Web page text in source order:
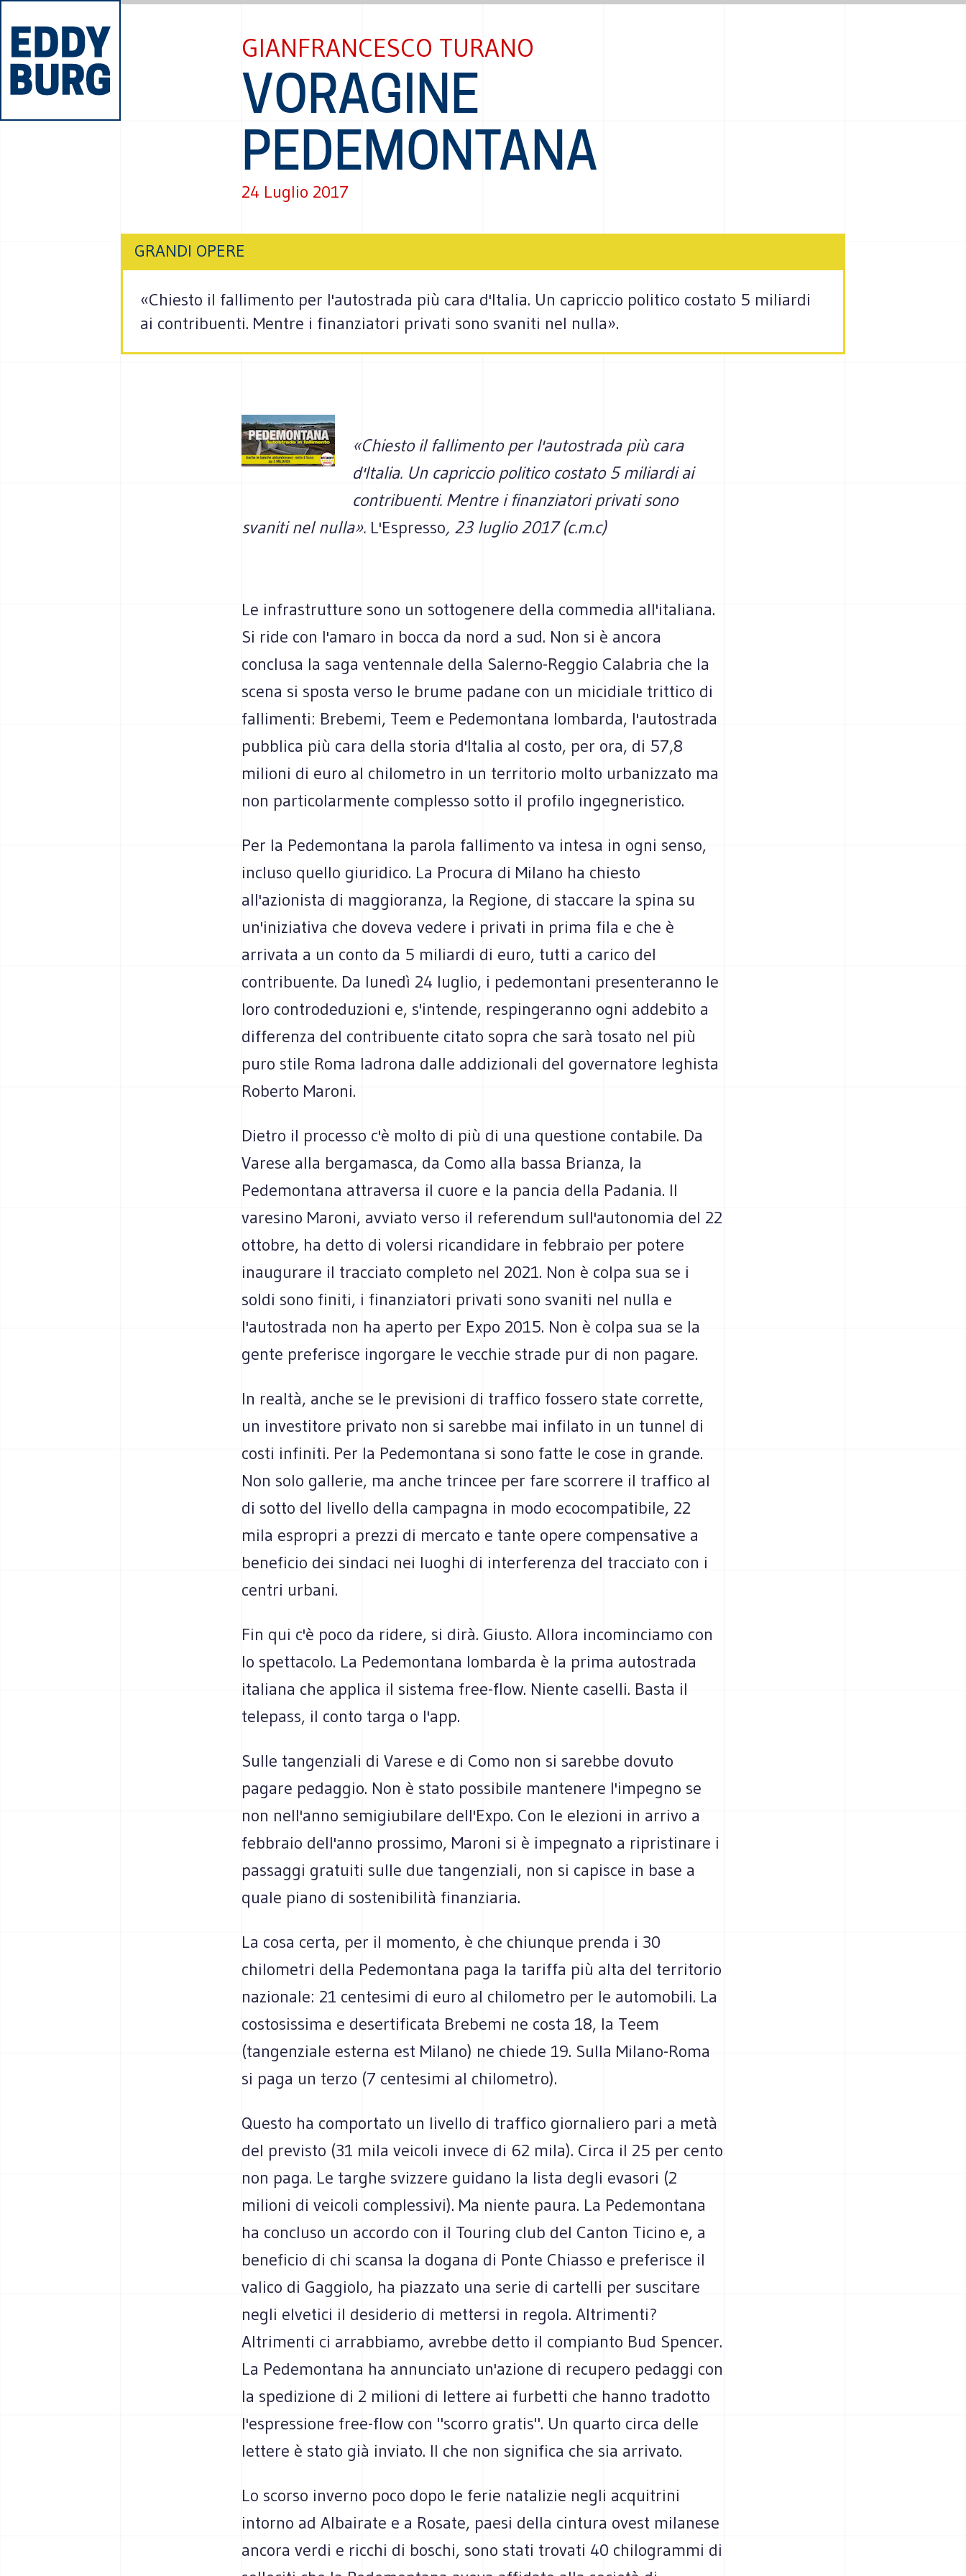
GIANFRANCESCO TURANO
VORAGINE
PEDEMONTANA
24 Luglio 2017
GRANDI OPERE
«Chiesto il fallimento per l'autostrada più cara d'Italia. Un capriccio politico costato 5 miliardi
ai contribuenti. Mentre i finanziatori privati sono svaniti nel nulla».
«Chiesto il fallimento per l'autostrada più cara
d'Italia. Un capriccio politico costato 5 miliardi ai
contribuenti. Mentre i finanziatori privati sono
svaniti nel nulla». L'Espresso, 23 luglio 2017 (c.m.c)
Le infrastrutture sono un sottogenere della commedia all'italiana.
Si ride con l'amaro in bocca da nord a sud. Non si è ancora
conclusa la saga ventennale della Salerno-Reggio Calabria che la
scena si sposta verso le brume padane con un micidiale trittico di
fallimenti: Brebemi, Teem e Pedemontana lombarda, l'autostrada
pubblica più cara della storia d'Italia al costo, per ora, di 57,8
milioni di euro al chilometro in un territorio molto urbanizzato ma
non particolarmente complesso sotto il profilo ingegneristico.
Per la Pedemontana la parola fallimento va intesa in ogni senso,
incluso quello giuridico. La Procura di Milano ha chiesto
all'azionista di maggioranza, la Regione, di staccare la spina su
un'iniziativa che doveva vedere i privati in prima fila e che è
arrivata a un conto da 5 miliardi di euro, tutti a carico del
contribuente. Da lunedì 24 luglio, i pedemontani presenteranno le
loro controdeduzioni e, s'intende, respingeranno ogni addebito a
differenza del contribuente citato sopra che sarà tosato nel più
puro stile Roma ladrona dalle addizionali del governatore leghista
Roberto Maroni.
Dietro il processo c'è molto di più di una questione contabile. Da
Varese alla bergamasca, da Como alla bassa Brianza, la
Pedemontana attraversa il cuore e la pancia della Padania. Il
varesino Maroni, avviato verso il referendum sull'autonomia del 22
ottobre, ha detto di volersi ricandidare in febbraio per potere
inaugurare il tracciato completo nel 2021. Non è colpa sua se i
soldi sono finiti, i finanziatori privati sono svaniti nel nulla e
l'autostrada non ha aperto per Expo 2015. Non è colpa sua se la
gente preferisce ingorgare le vecchie strade pur di non pagare.
In realtà, anche se le previsioni di traffico fossero state corrette,
un investitore privato non si sarebbe mai infilato in un tunnel di
costi infiniti. Per la Pedemontana si sono fatte le cose in grande.
Non solo gallerie, ma anche trincee per fare scorrere il traffico al
di sotto del livello della campagna in modo ecocompatibile, 22
mila espropri a prezzi di mercato e tante opere compensative a
beneficio dei sindaci nei luoghi di interferenza del tracciato con i
centri urbani.
Fin qui c'è poco da ridere, si dirà. Giusto. Allora incominciamo con
lo spettacolo. La Pedemontana lombarda è la prima autostrada
italiana che applica il sistema free-flow. Niente caselli. Basta il
telepass, il conto targa o l'app.
Sulle tangenziali di Varese e di Como non si sarebbe dovuto
pagare pedaggio. Non è stato possibile mantenere l'impegno se
non nell'anno semigiubilare dell'Expo. Con le elezioni in arrivo a
febbraio dell'anno prossimo, Maroni si è impegnato a ripristinare i
passaggi gratuiti sulle due tangenziali, non si capisce in base a
quale piano di sostenibilità finanziaria.
La cosa certa, per il momento, è che chiunque prenda i 30
chilometri della Pedemontana paga la tariffa più alta del territorio
nazionale: 21 centesimi di euro al chilometro per le automobili. La
costosissima e desertificata Brebemi ne costa 18, la Teem
(tangenziale esterna est Milano) ne chiede 19. Sulla Milano-Roma
si paga un terzo (7 centesimi al chilometro).
Questo ha comportato un livello di traffico giornaliero pari a metà
del previsto (31 mila veicoli invece di 62 mila). Circa il 25 per cento
non paga. Le targhe svizzere guidano la lista degli evasori (2
milioni di veicoli complessivi). Ma niente paura. La Pedemontana
ha concluso un accordo con il Touring club del Canton Ticino e, a
beneficio di chi scansa la dogana di Ponte Chiasso e preferisce il
valico di Gaggiolo, ha piazzato una serie di cartelli per suscitare
negli elvetici il desiderio di mettersi in regola. Altrimenti?
Altrimenti ci arrabbiamo, avrebbe detto il compianto Bud Spencer.
La Pedemontana ha annunciato un'azione di recupero pedaggi con
la spedizione di 2 milioni di lettere ai furbetti che hanno tradotto
l'espressione free-flow con "scorro gratis". Un quarto circa delle
lettere è stato già inviato. Il che non significa che sia arrivato.
Lo scorso inverno poco dopo le ferie natalizie negli acquitrini
intorno ad Albairate e a Rosate, paesi della cintura ovest milanese
ancora verdi e ricchi di boschi, sono stati trovati 40 chilogrammi di